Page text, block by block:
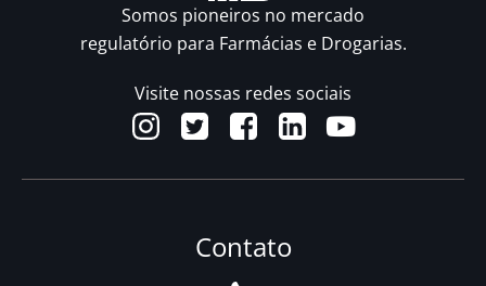
Somos pioneiros no mercado
regulatório para Farmácias e Drogarias.
Visite nossas redes sociais
Contato